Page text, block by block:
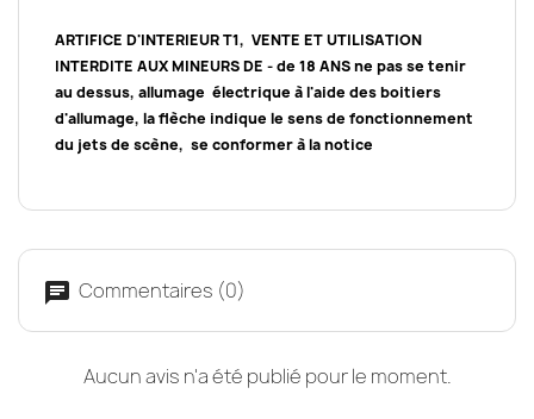
ARTIFICE D'INTERIEUR T1, VENTE ET UTILISATION
INTERDITE AUX MINEURS DE - de 18 ANS ne pas se tenir
au dessus, allumage électrique à l'aide des boitiers
d'allumage, la flèche indique le sens de fonctionnement
du jets de scène, se conformer à la notice
Commentaires (0)
Aucun avis n'a été publié pour le moment.